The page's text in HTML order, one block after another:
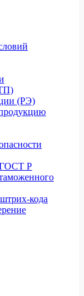
(РЭ)
ГОСТ Р
кода